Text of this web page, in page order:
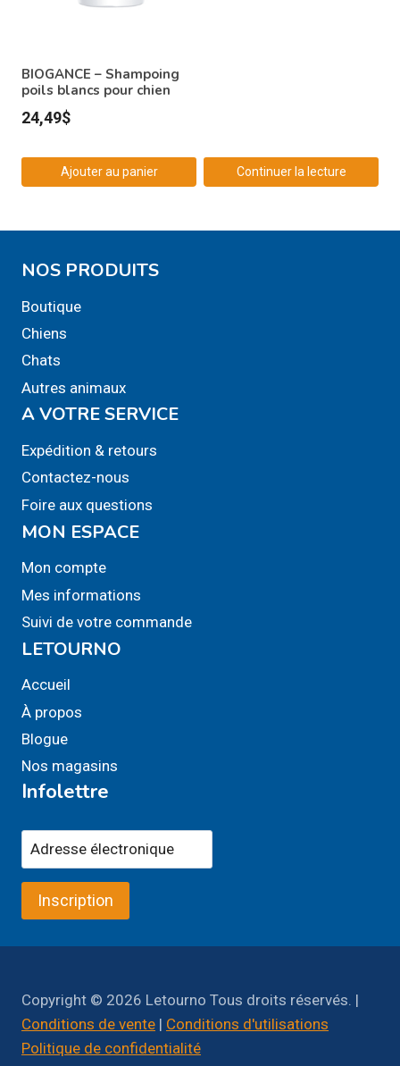
BIOGANCE – Shampoing
poils blancs pour chien
24,49$
Ajouter au panier Continuer la lecture
NOS PRODUITS
Boutique
Chiens
Chats
Autres animaux
A VOTRE SERVICE
Expédition & retours
Contactez-nous
Foire aux questions
MON ESPACE
Mon compte
Mes informations
Suivi de votre commande
LETOURNO
Accueil
À propos
Blogue
Nos magasins
Infolettre
Inscription
Copyright © 2026 Letourno Tous droits réservés. |
Conditions de vente | Conditions d'utilisations
Politique de confidentialité